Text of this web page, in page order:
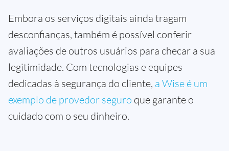
Embora os serviços digitais ainda tragam
desconfianças, também é possível conferir
avaliações de outros usuários para checar a sua
legitimidade. Com tecnologias e equipes
dedicadas à segurança do cliente, a Wise é um
exemplo de provedor seguro que garante o
cuidado com o seu dinheiro.